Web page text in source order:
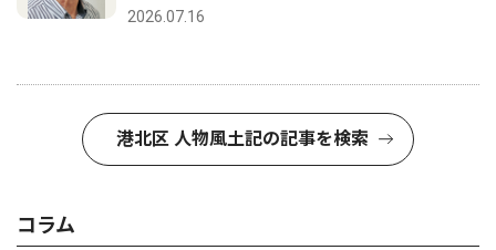
2026.07.16
港北区 人物風土記の記事を検索
コラム